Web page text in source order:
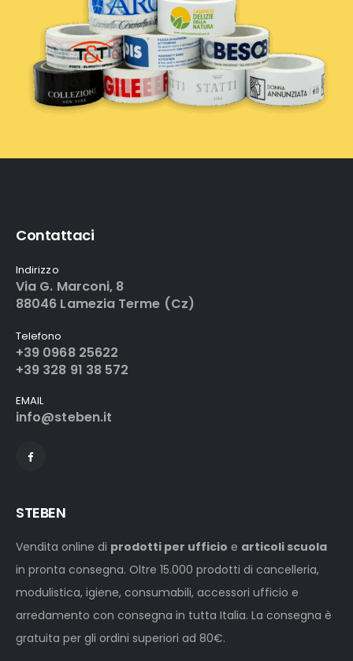
Contattaci
Indirizzo
Via G. Marconi, 8
88046 Lamezia Terme (Cz)
Telefono
+39 0968 25622
+39 328 91 38 572
EMAIL
info@steben.it
STEBEN
Vendita online di prodotti per ufficio e articoli scuola
in pronta consegna. Oltre 15.000 prodotti di cancelleria,
modulistica, igiene, consumabili, accessori ufficio e
arredamento con consegna in tutta Italia. La consegna è
gratuita per gli ordini superiori ad 80€.